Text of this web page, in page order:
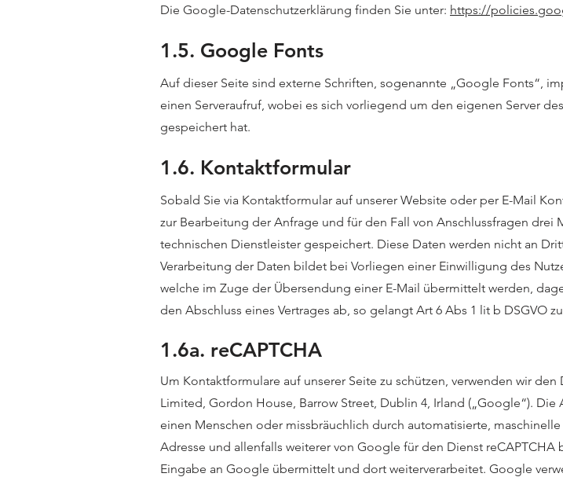
Die Google-Datenschutzerklärung finden Sie unter: https://
1.5. Google Fonts
Auf dieser Seite sind externe Schriften, sogenannte „Google Fonts“,
einen Serveraufruf, wobei es sich vorliegend um den eigenen Server
gespeichert hat.
1.6. Kontaktformular
Sobald Sie via Kontaktformular auf unserer Website oder per E-Mail
zur Bearbeitung der Anfrage und für den Fall von Anschlussfragen
technischen Dienstleister gespeichert. Diese Daten werden nicht an
Verarbeitung der Daten bildet bei Vorliegen einer Einwilligung des
welche im Zuge der Übersendung einer E-Mail übermittelt werden,
den Abschluss eines Vertrages ab, so gelangt Art 6 Abs 1 lit b DSGVO
1.6a. reCAPTCHA
Um Kontaktformulare auf unserer Seite zu schützen, verwenden wir
Limited, Gordon House, Barrow Street, Dublin 4, Irland („Google“).
einen Menschen oder missbräuchlich durch automatisierte,
Adresse und allenfalls weiterer von Google für den Dienst
Eingabe an Google übermittelt und dort weiterverarbeitet. Google